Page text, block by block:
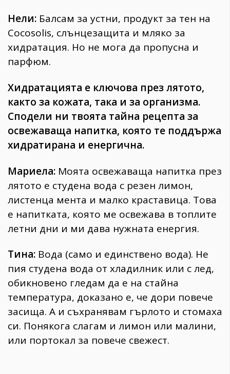
Нели: Балсам за устни, продукт за тен на
Cocosolis, слънцезащита и мляко за
хидратация. Но не мога да пропусна и
парфюм.
Хидратацията е ключова през лятото,
както за кожата, така и за организма.
Сподели ни твоята тайна рецепта за
освежаваща напитка, която те поддържа
хидратирана и енергична.
Мариела: Моята освежаваща напитка през
лятото е студена вода с резен лимон,
листенца мента и малко краставица. Това
е напитката, която ме освежава в топлите
летни дни и ми дава нужната енергия.
Тина: Вода (само и единствено вода). Не
пия студена вода от хладилник или с лед,
обикновено гледам да е на стайна
температура, доказано е, че дори повече
засища. А и съхранявам гърлото и стомаха
си. Понякога слагам и лимон или малини,
или портокал за повече свежест.